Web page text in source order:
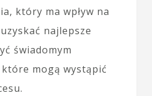
który ma wpływ na
najlepsze
świadomym
mogą wystąpić